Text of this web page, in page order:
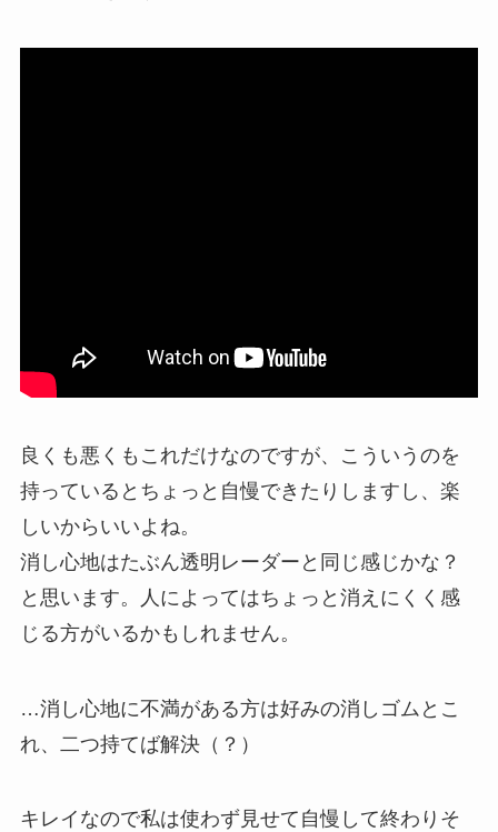
良くも悪くもこれだけなのですが、こういうのを
持っているとちょっと自慢できたりしますし、楽
しいからいいよね。
消し心地はたぶん透明レーダーと同じ感じかな？
と思います。人によってはちょっと消えにくく感
じる方がいるかもしれません。
…消し心地に不満がある方は好みの消しゴムとこ
れ、二つ持てば解決（？）
キレイなので私は使わず見せて自慢して終わりそ